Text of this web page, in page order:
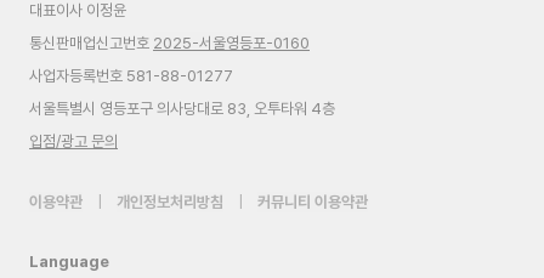
대표이사 이정윤
통신판매업신고번호 2025-서울영등포-0160
사업자등록번호 581-88-01277
서울특별시 영등포구 의사당대로 83, 오투타워 4층
입점/광고 문의
이용약관 개인정보처리방침 커뮤니티 이용약관
Language